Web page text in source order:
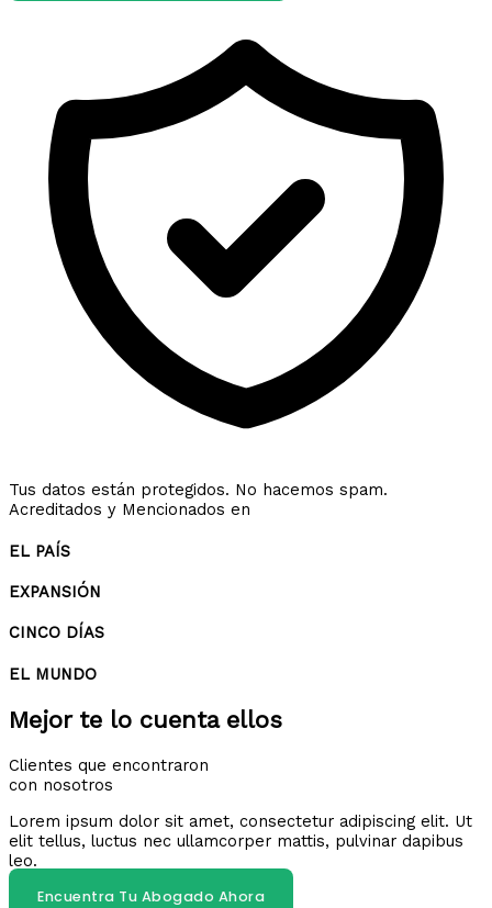
Tus datos están protegidos. No hacemos spam.
Acreditados y Mencionados en
EL PAÍS
EXPANSIÓN
CINCO DÍAS
EL MUNDO
Mejor te lo cuenta ellos
Clientes que encontraron
con nosotros
Lorem ipsum dolor sit amet, consectetur adipiscing elit. Ut
elit tellus, luctus nec ullamcorper mattis, pulvinar dapibus
leo.
Encuentra Tu Abogado Ahora